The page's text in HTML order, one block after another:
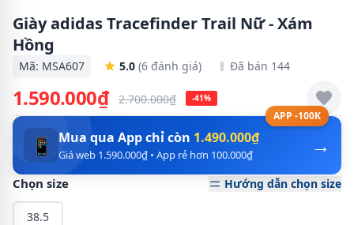
Giày adidas Tracefinder Trail Nữ - Xám
Hồng
Mã: MSA607 5.0 (6 đánh giá) Đã bán 144
1.590.000₫ 2.700.000₫ -41%
APP -100K
→
📱 Mua qua App chỉ còn 1.490.000₫
Giá web 1.590.000₫ • App rẻ hơn 100.000₫
Chọn size Hướng dẫn chọn size
38.5